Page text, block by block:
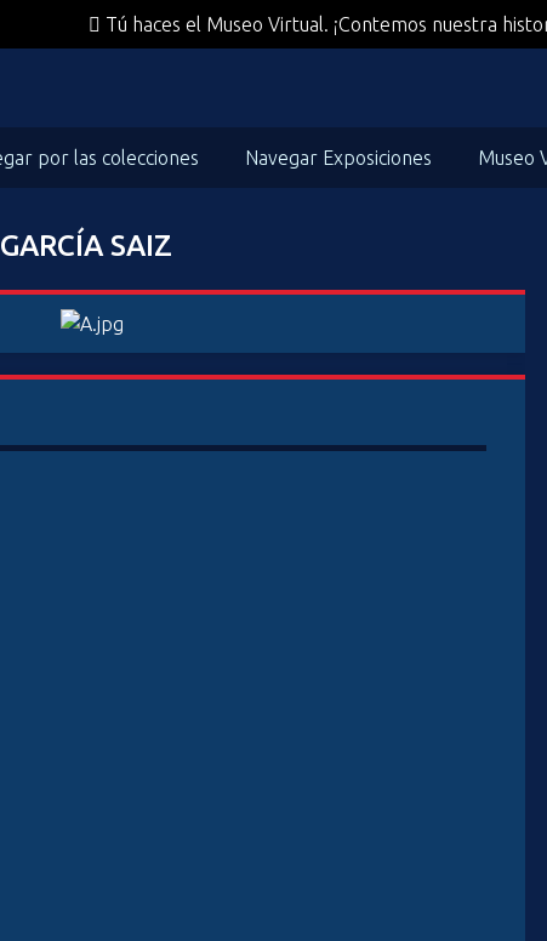
Tú haces el Museo Virtual. ¡Contemos nuestra
por las colecciones Navegar Exposiciones Museo
SAIZ